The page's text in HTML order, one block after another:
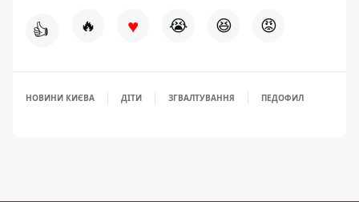
👍 🔥 ♥ 😭 😆 😡
НОВИНИ КИЄВА ДІТИ ЗГВАЛТУВАННЯ ПЕДОФИЛ